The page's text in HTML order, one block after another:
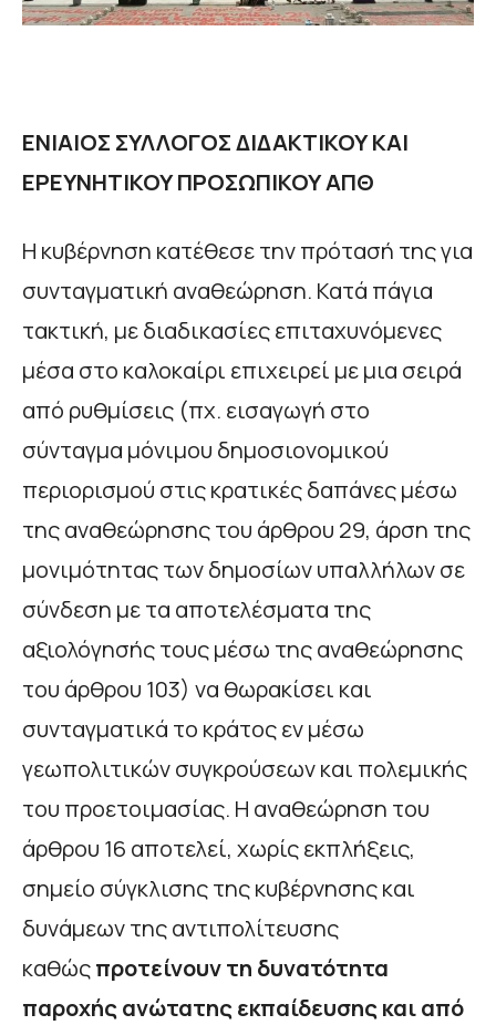
ΕΝΙΑΙΟΣ ΣΥΛΛΟΓΟΣ ΔΙΔΑΚΤΙΚΟΥ ΚΑΙ
ΕΡΕΥΝΗΤΙΚΟΥ ΠΡΟΣΩΠΙΚΟΥ ΑΠΘ
Η κυβέρνηση κατέθεσε την πρότασή της για
συνταγματική αναθεώρηση. Κατά πάγια
τακτική, με διαδικασίες επιταχυνόμενες
μέσα στο καλοκαίρι επιχειρεί με μια σειρά
από ρυθμίσεις (πχ. εισαγωγή στο
σύνταγμα μόνιμου δημοσιονομικού
περιορισμού στις κρατικές δαπάνες μέσω
της αναθεώρησης του άρθρου 29, άρση της
μονιμότητας των δημοσίων υπαλλήλων σε
σύνδεση με τα αποτελέσματα της
αξιολόγησής τους μέσω της αναθεώρησης
του άρθρου 103) να θωρακίσει και
συνταγματικά το κράτος εν μέσω
γεωπολιτικών συγκρούσεων και πολεμικής
του προετοιμασίας. Η αναθεώρηση του
άρθρου 16 αποτελεί, χωρίς εκπλήξεις,
σημείο σύγκλισης της κυβέρνησης και
δυνάμεων της αντιπολίτευσης
καθώςπροτείνουν τη δυνατότητα
παροχής ανώτατης εκπαίδευσης και από